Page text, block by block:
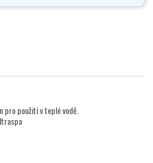
pro použití v teplé vodě.